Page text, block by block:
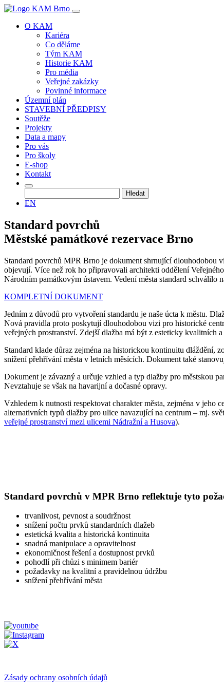
O KAM
Kariéra
Co děláme
Tým KAM
Historie KAM
Pro média
Veřejné zakázky
Povinné informace
Územní plán
STAVEBNÍ PŘEDPISY
Soutěže
Projekty
Data a mapy
Pro vás
Pro školy
E-shop
Kontakt
EN
Standard povrchů
Městské památkové rezervace Brno
Standard povrchů MPR Brno je dokument shrnující dlouhodobou
objevují. Více než rok ho připravovali architekti oddělení
Národním památkovým ústavem. Vedení města standard schválilo
KOMPLETNÍ DOKUMENT
Jedním z důvodů pro vytvoření standardu je naše úcta k městu.
Nová pravidla proto poskytují dlouhodobou vizi pro historické
veřejných prostranství. Zdejší dlažba má být z esteticky kvalitních
Standard klade důraz zejména na historickou kontinuitu dláždění,
snížení přehřívání města v letních měsících. Dokument také
Dokument je závazný a určuje vzhled a typ dlažby pro městskou
Nevztahuje se však na havarijní a dočasné opravy.
Vzhledem k nutnosti respektovat charakter města, zejména v jeho
alternativních typů dlažby pro ulice navazující na centrum – mj.
veřejné prostranství mezi ulicemi Nádražní a Husova).
Standard povrchů v MPR Brno reflektuje tyto
trvanlivost, pevnost a soudržnost
snížení počtu prvků standardních dlažeb
estetická kvalita a historická kontinuita
snadná manipulace a opravitelnost
ekonomičnost řešení a dostupnost prvků
pohodlí při chůzi s minimem bariér
požadavky na kvalitní a pravidelnou údržbu
snížení přehřívání města
Zásady ochrany osobních údajů